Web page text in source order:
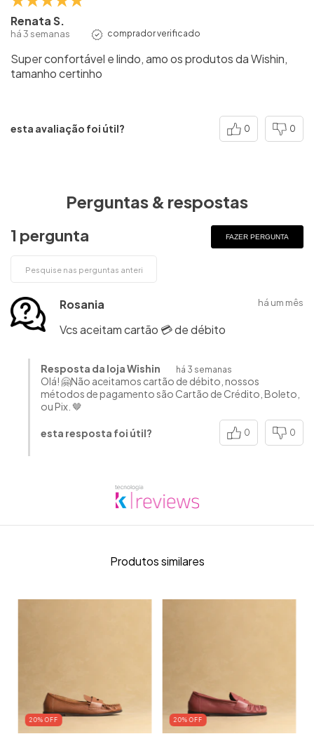
Renata S.
há 3 semanas comprador verificado
Super confortável e lindo, amo os produtos da Wishin,
tamanho certinho
esta avaliação foi útil? 0 0
Perguntas & respostas
1 pergunta FAZER PERGUNTA
Rosania há um mês
Vcs aceitam cartão 💳 de débito
Resposta da loja Wishin há 3 semanas
Olá! 🤗Não aceitamos cartão de débito, nossos
métodos de pagamento são Cartão de Crédito, Boleto,
ou Pix. 🤎
esta resposta foi útil? 0 0
Produtos similares
20% OFF 20% OFF